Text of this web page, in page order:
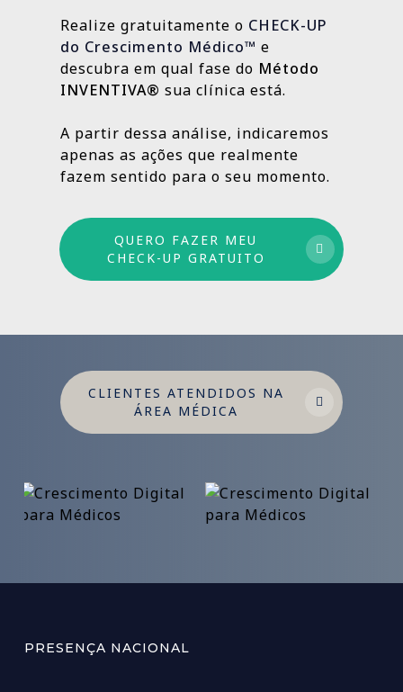
resultados sólidos e duradouros ao longo
do tempo.
Por isso trabalhamos com um método
médio e longo prazo para garantir
crescimento sustentável.
Realize gratuitamente o CHECK-UP
do Crescimento Médico™ e
descubra em qual fase do Método
INVENTIVA® sua clínica está.
A partir dessa análise, indicaremos
apenas as ações que realmente
fazem sentido para o seu momento.
QUERO FAZER MEU
CHECK-UP GRATUITO
CLIENTES ATENDIDOS NA
ÁREA MÉDICA
PRESENÇA NACIONAL